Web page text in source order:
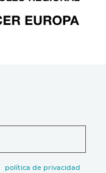
política de privacidad